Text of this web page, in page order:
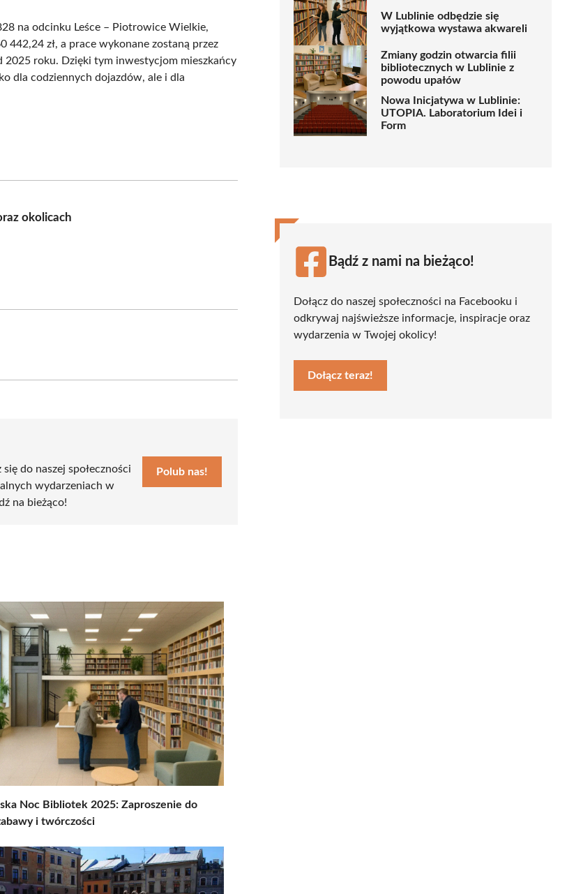
na odcinku Leśce – Piotrowice Wielkie,
442,24 zł, a prace wykonane zostaną przez
roku. Dzięki tym inwestycjom mieszkańcy
dla codziennych dojazdów, ale i dla
okolicach
do naszej społeczności
wydarzeniach w
na bieżąco!
Polub nas!
Noc Bibliotek 2025: Zaproszenie do
i twórczości
W Lublinie odbędzie się
wyjątkowa wystawa akwareli
Zmiany godzin otwarcia filii
bibliotecznych w Lublinie z
powodu upałów
Nowa Inicjatywa w Lublinie:
UTOPIA. Laboratorium Idei i
Form
Bądź z nami na bieżąco!
Dołącz do naszej społeczności na Facebooku i
odkrywaj najświeższe informacje, inspiracje oraz
wydarzenia w Twojej okolicy!
Dołącz teraz!